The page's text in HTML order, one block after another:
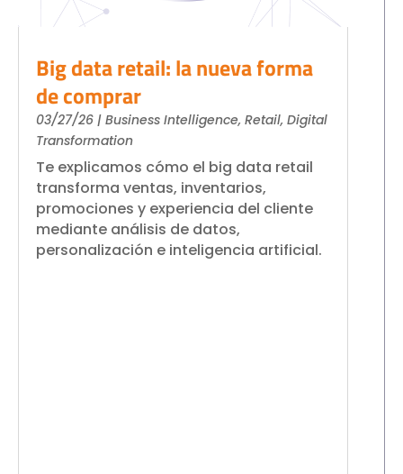
Big data retail: la nueva forma
de comprar
03/27/26 | Business Intelligence, Retail, Digital
Transformation
Te explicamos cómo el big data retail
transforma ventas, inventarios,
promociones y experiencia del cliente
mediante análisis de datos,
personalización e inteligencia artificial.